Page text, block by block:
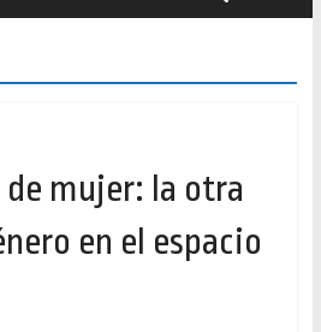
mujer: la otra
en el espacio